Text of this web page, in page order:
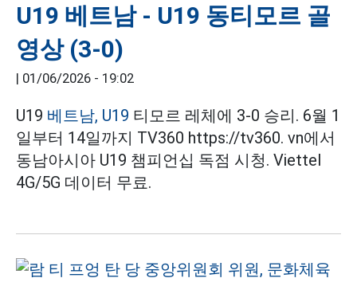
U19 베트남 - U19 동티모르 골
영상 (3-0)
| 01/06/2026 - 19:02
U19 베트남, U19 티모르 레체에 3-0 승리. 6월 1
일부터 14일까지 TV360 https://tv360. vn에서
동남아시아 U19 챔피언십 독점 시청. Viettel
4G/5G 데이터 무료.